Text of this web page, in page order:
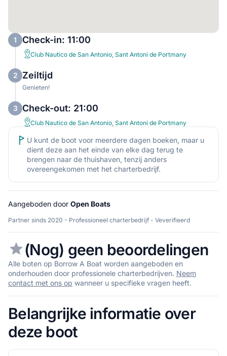
1 Check-in: 11:00
Club Nautico de San Antonio, Sant Antoni de Portmany
2 Zeiltijd
Genieten!
3 Check-out: 21:00
Club Nautico de San Antonio, Sant Antoni de Portmany
U kunt de boot voor meerdere dagen boeken, maar u
dient deze aan het einde van elke dag terug te
brengen naar de thuishaven, tenzij anders
overeengekomen met het charterbedrijf.
Aangeboden door Open Boats
Partner sinds 2020 - Professioneel charterbedrijf - Veverifieerd
(Nog) geen beoordelingen
Alle boten op Borrow A Boat worden aangeboden en
onderhouden door professionele charterbedrijven. Neem
contact met ons op wanneer u specifieke vragen heeft.
Belangrijke informatie over
deze boot